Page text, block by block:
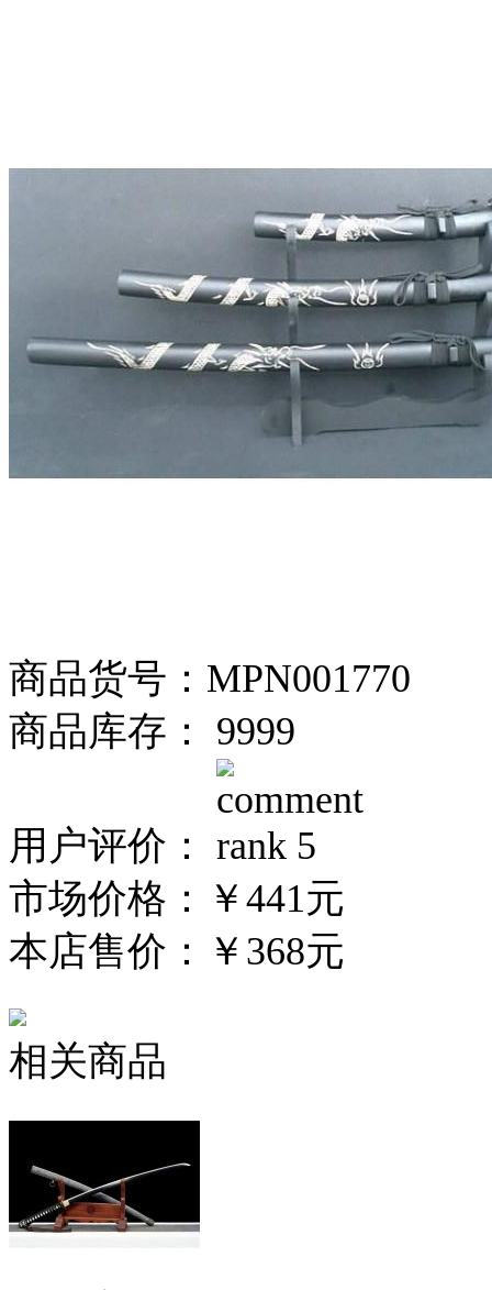
商品货号：MPN001770
商品库存： 9999
用户评价：
市场价格： ￥441元
本店售价： ￥368元
相关商品